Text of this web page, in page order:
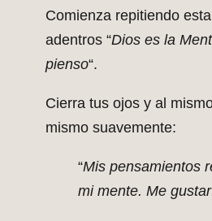
Comienza repitiendo
adentros “Dios es la
pienso“.
Cierra tus ojos y al
mismo suavemente:
“Mis pensamientos
mi mente. Me